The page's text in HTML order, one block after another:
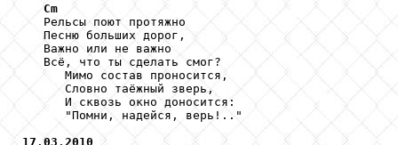
Cm
   Рельсы поют протяжно
   Песню больших дорог,
   Важно или не важно
   Всё, что ты сделать смог?
      Мимо состав проносится,
      Словно таёжный зверь,
      И сквозь окно доносится:
      "Помни, надейся, верь!.."
17 .03 . 2010